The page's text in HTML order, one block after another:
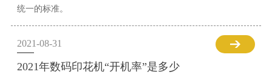
统一的标准。
2021-08-31
2021年数码印花机“开机率”是多少